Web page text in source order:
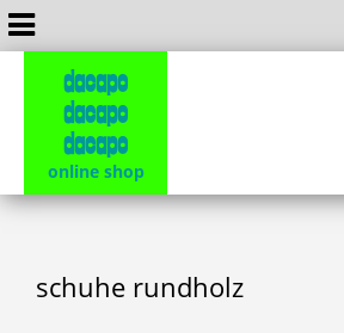
dacapo
dacapo
dacapo
online shop
schuhe rundholz